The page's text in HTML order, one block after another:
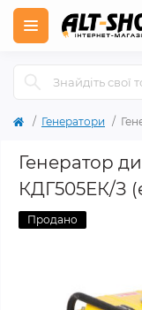
Генератори
Генератор
КДГ505ЕК/З
Продано